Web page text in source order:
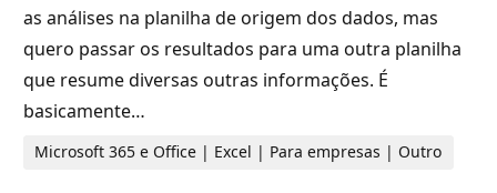
as análises na planilha de origem dos dados, mas
quero passar os resultados para uma outra planilha
que resume diversas outras informações. É
basicamente…
Microsoft 365 e Office | Excel | Para empresas | Outro